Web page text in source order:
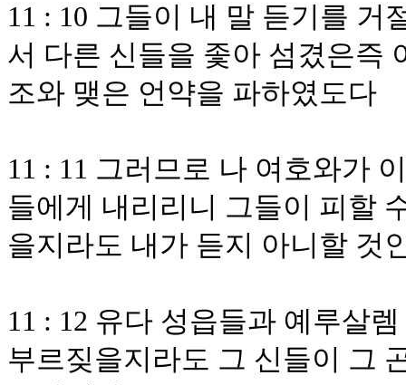
11 : 10 그들이 내 말 듣기를
서 다른 신들을 좇아 섬겼은즉
조와 맺은 언약을 파하였도다
11 : 11 그러므로 나 여호와가
들에게 내리리니 그들이 피할
을지라도 내가 듣지 아니할 것
11 : 12 유다 성읍들과 예루살
부르짖을지라도 그 신들이 그